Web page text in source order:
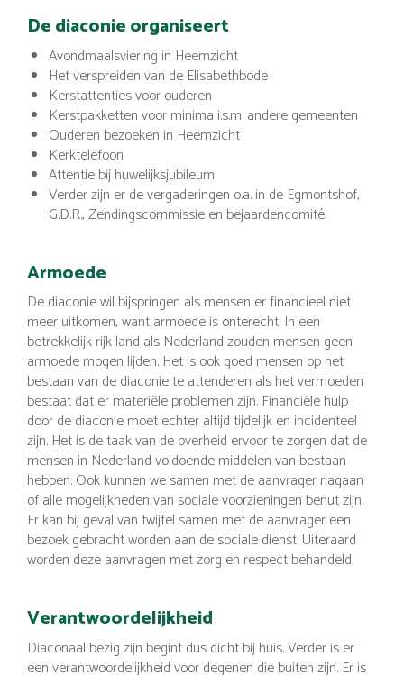
De diaconie organiseert
Avondmaalsviering in Heemzicht
Het verspreiden van de Elisabethbode
Kerstattenties voor ouderen
Kerstpakketten voor minima i.s.m. andere gemeenten
Ouderen bezoeken in Heemzicht
Kerktelefoon
Attentie bij huwelijksjubileum
Verder zijn er de vergaderingen o.a. in de Egmontshof,
G.D.R., Zendingscommissie en bejaardencomité.
Armoede
De diaconie wil bijspringen als mensen er financieel niet
meer uitkomen, want armoede is onterecht. In een
betrekkelijk rijk land als Nederland zouden mensen geen
armoede mogen lijden. Het is ook goed mensen op het
bestaan van de diaconie te attenderen als het vermoeden
bestaat dat er materiële problemen zijn. Financiële hulp
door de diaconie moet echter altijd tijdelijk en incidenteel
zijn. Het is de taak van de overheid ervoor te zorgen dat de
mensen in Nederland voldoende middelen van bestaan
hebben. Ook kunnen we samen met de aanvrager nagaan
of alle mogelijkheden van sociale voorzieningen benut zijn.
Er kan bij geval van twijfel samen met de aanvrager een
bezoek gebracht worden aan de sociale dienst. Uiteraard
worden deze aanvragen met zorg en respect behandeld.
Verantwoordelijkheid
Diaconaal bezig zijn begint dus dicht bij huis. Verder is er
een verantwoordelijkheid voor degenen die buiten zijn. Er is